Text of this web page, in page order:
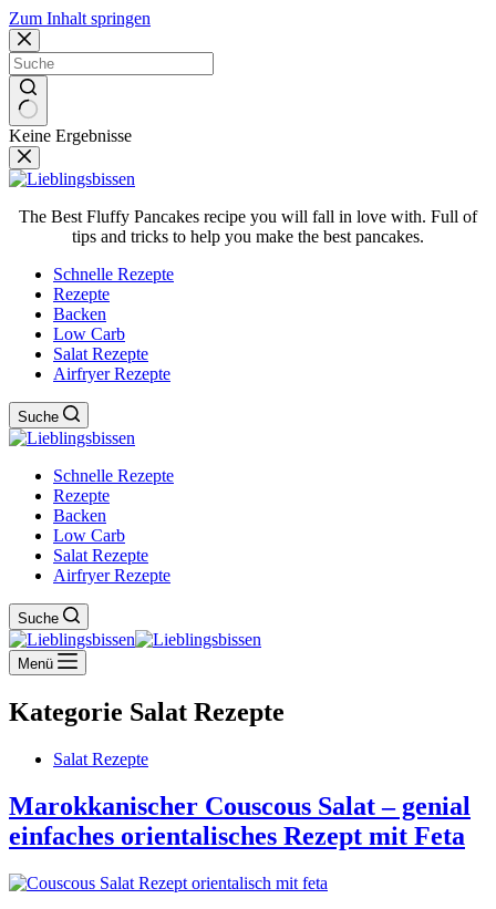
Zum Inhalt springen
Keine Ergebnisse
The Best Fluffy Pancakes recipe you will fall in love with. Full of
tips and tricks to help you make the best pancakes.
Schnelle Rezepte
Rezepte
Backen
Low Carb
Salat Rezepte
Airfryer Rezepte
Suche
Schnelle Rezepte
Rezepte
Backen
Low Carb
Salat Rezepte
Airfryer Rezepte
Suche
Menü
Kategorie Salat Rezepte
Salat Rezepte
Marokkanischer Couscous Salat – genial
einfaches orientalisches Rezept mit Feta